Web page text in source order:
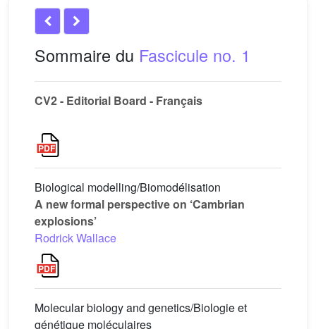
Sommaire du Fascicule no. 1
CV2 - Editorial Board - Français
Biological modelling/Biomodélisation
A new formal perspective on ‘Cambrian
explosions’
Rodrick Wallace
Molecular biology and genetics/Biologie et
génétique moléculaires